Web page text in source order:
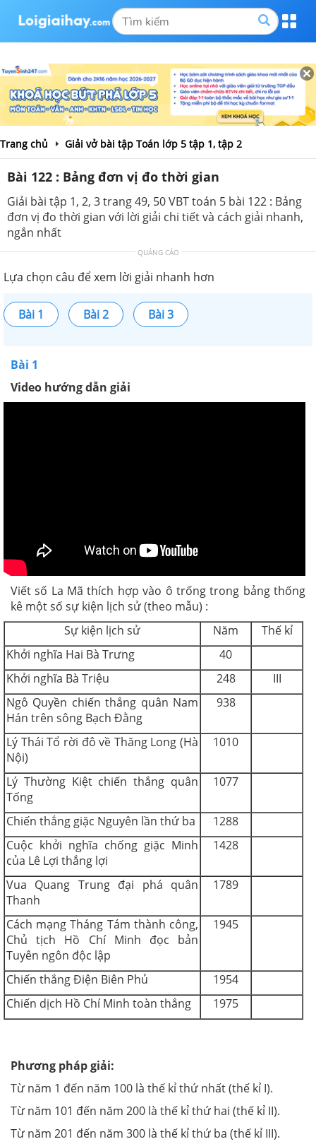
Trang chủ Giải vở bài tập Toán lớp 5 tập 1, tập 2
Bài 122 : Bảng đơn vị đo thời gian
Giải bài tập 1, 2, 3 trang 49, 50 VBT toán 5 bài 122 : Bảng
đơn vị đo thời gian với lời giải chi tiết và cách giải nhanh,
ngắn nhất
QUẢNG CÁO
Lựa chọn câu để xem lời giải nhanh hơn
Bài 1 Bài 2 Bài 3
Bài 1
Video hướng dẫn giải
Viết số La Mã thích hợp vào ô trống trong bảng thống
kê một số sự kiện lịch sử (theo mẫu) :
Sự kiện lịch sử
Năm
Thế kỉ
Khởi nghĩa Hai Bà Trưng
40
Khởi nghĩa Bà Triệu
248
III
Ngô Quyền chiến thắng quân Nam
Hán trên sông Bạch Đằng
938
Lý Thái Tổ rời đô về Thăng Long (Hà
Nội)
1010
Lý Thường Kiệt chiến thắng quân
Tống
1077
Chiến thắng giặc Nguyên lần thứ ba
1288
Cuộc khởi nghĩa chống giặc Minh
của Lê Lợi thắng lợi
1428
Vua Quang Trung đại phá quân
Thanh
1789
Cách mạng Tháng Tám thành công,
Chủ tịch Hồ Chí Minh đọc bản
Tuyên ngôn độc lập
1945
Chiến thắng Điện Biên Phủ
1954
Chiến dịch Hồ Chí Minh toàn thắng
1975
Phương pháp giải:
Từ năm 1 đến năm 100 là thế kỉ thứ nhất (thế kỉ I).
Từ năm 101 đến năm 200 là thế kỉ thứ hai (thế kỉ II).
Từ năm 201 đến năm 300 là thế kỉ thứ ba (thế kỉ III).